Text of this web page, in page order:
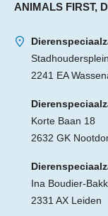
ANIMALS FIRST,
2241 EA
Korte Baan 18
2632 GK
Ina Boudier-
2331 AX Leiden